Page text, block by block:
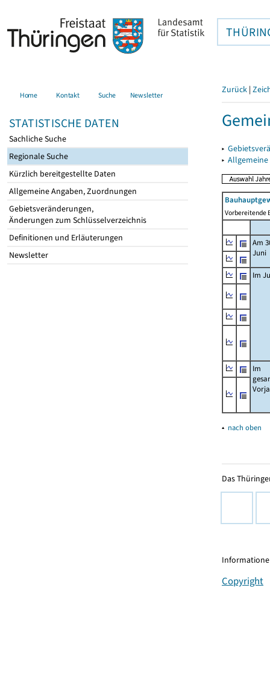
Home Kontakt Suche Newsletter
STATISTISCHE DATEN
Sachliche Suche
Regionale Suche
Kürzlich bereitgestellte Daten
Allgemeine Angaben, Zuordnungen
Gebietsveränderungen,
Änderungen zum Schlüsselverzeichnis
Definitionen und Erläuterungen
Newsletter
Zurück |
▸
▸
Vorbereitende
Am
Juni
Im
Im
▴ nach oben
Das
Copyright